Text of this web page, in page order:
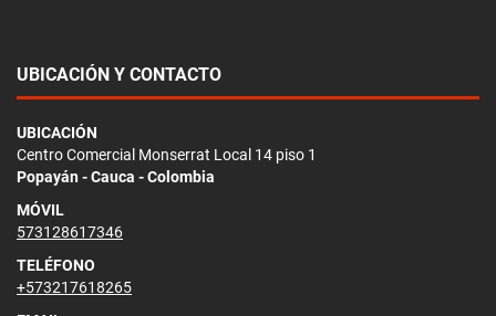
UBICACIÓN Y CONTACTO
UBICACIÓN
Centro Comercial Monserrat Local 14 piso 1
Popayán - Cauca - Colombia
MÓVIL
573128617346
TELÉFONO
+573217618265